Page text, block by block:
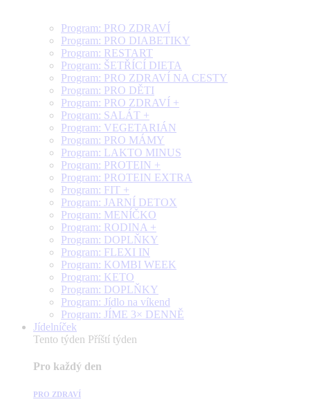
Program: PRO ZDRAVÍ
Program: PRO DIABETIKY
Program: RESTART
Program: ŠETŘÍCÍ DIETA
Program: PRO ZDRAVÍ NA CESTY
Program: PRO DĚTI
Program: PRO ZDRAVÍ +
Program: SALÁT +
Program: VEGETARIÁN
Program: PRO MÁMY
Program: LAKTO MINUS
Program: PROTEIN +
Program: PROTEIN EXTRA
Program: FIT +
Program: JARNÍ DETOX
Program: MENÍČKO
Program: RODINA +
Program: DOPLŇKY
Program: FLEXI IN
Program: KOMBI WEEK
Program: KETO
Program: DOPLŇKY
Program: Jídlo na víkend
Program: JÍME 3× DENNĚ
Jídelníček
Tento týden Příští týden
Pro každý den
PRO ZDRAVÍ